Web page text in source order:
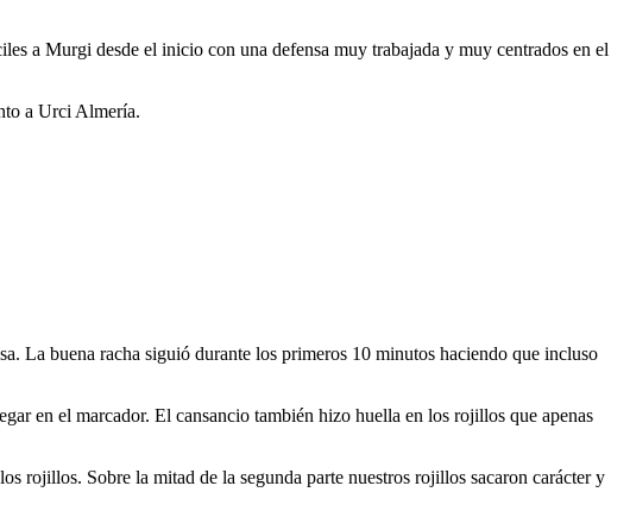
a Murgi desde el inicio con una defensa muy trabajada y muy centrados en el
a Urci Almería.
La buena racha siguió durante los primeros 10 minutos haciendo que incluso
en el marcador. El cansancio también hizo huella en los rojillos que apenas
rojillos. Sobre la mitad de la segunda parte nuestros rojillos sacaron carácter y